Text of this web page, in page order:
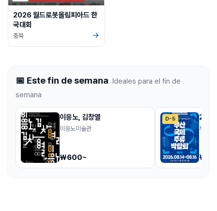
2026 월드로봇올림피아드 한
국대회
충북 →
📅 Este fin de semana Ideales para el fin de
semana
이응노, 김창열
이응노미술관
₩600~
D-5 2026
부산